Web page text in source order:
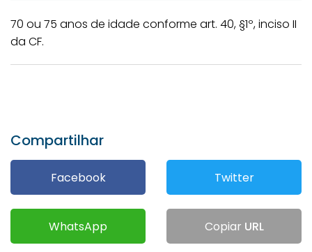
70 ou 75 anos de idade conforme art. 40, §1º, inciso II
da CF.
Compartilhar
Facebook Twitter
WhatsApp Copiar URL